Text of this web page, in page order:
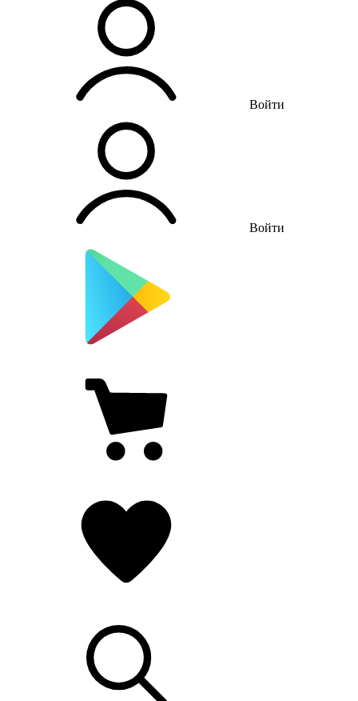
Войти
Войти